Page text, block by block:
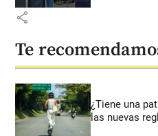
share
Te
¿Tiene una
las nuevas